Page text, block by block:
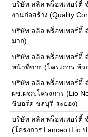
บริษัท ลลิล พร็อพเพอร์ตี้
งานก่อสร้าง (Quality
บริษัท ลลิล พร็อพเพอร์ตี้
มาก)
บริษัท ลลิล พร็อพเพอร์ตี้
หน้าที่ขาย (โครงการ ห้ว
บริษัท ลลิล พร็อพเพอร์ตี้
ผช.ผจก.โครงการ (Lio
ซีบอร์ด ชลบุรี-ระยอง)
บริษัท ลลิล พร็อพเพอร์ตี้
(โครงการ Lanceo+Lio